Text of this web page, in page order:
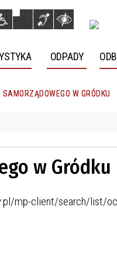
ODPADY
W GRÓDKU
w Gródku
mp-client/search/list/